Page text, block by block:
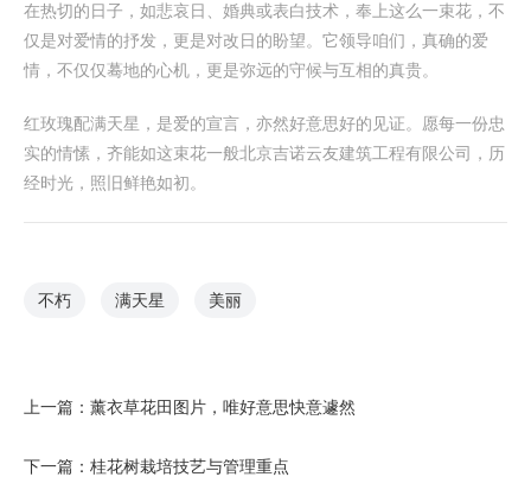
在热切的日子，如悲哀日、婚典或表白技术，奉上这么一束花，不
仅是对爱情的抒发，更是对改日的盼望。它领导咱们，真确的爱
情，不仅仅蓦地的心机，更是弥远的守候与互相的真贵。
红玫瑰配满天星，是爱的宣言，亦然好意思好的见证。愿每一份忠
实的情愫，齐能如这束花一般北京吉诺云友建筑工程有限公司，历
经时光，照旧鲜艳如初。
不朽 满天星 美丽
上一篇： 薰衣草花田图片，唯好意思快意遽然
下一篇： 桂花树栽培技艺与管理重点